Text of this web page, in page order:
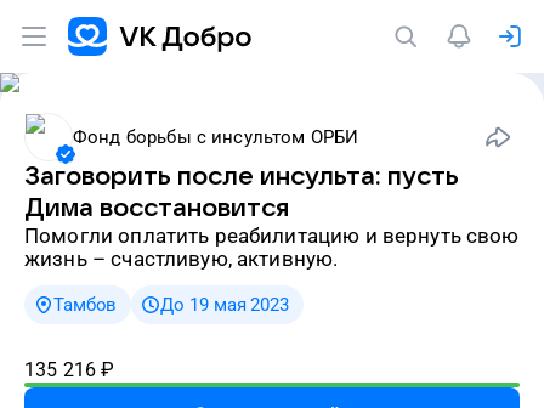
Фонд борьбы с инсультом ОРБИ
Заговорить после инсульта: пусть
Дима восстановится
Помогли оплатить реабилитацию и вернуть свою
жизнь – счастливую, активную.
Тамбов До 19 мая 2023
135 216 ₽